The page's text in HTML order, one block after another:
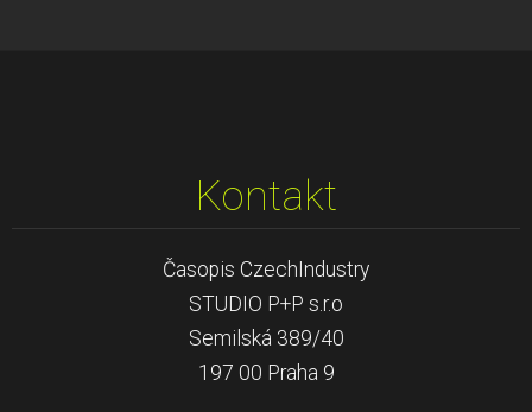
Kontakt
Časopis CzechIndustry
STUDIO P+P s.r.o
Semilská 389/40
197 00 Praha 9